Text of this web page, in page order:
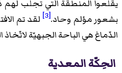
يقلعوا المنطقة الّتي تجلب لهم
بشعور مؤلم وحاد.[3]
لقد تم
الدّماغ هي الباحة الجبهيّة لاتّخاذ
الحِكّة المعدية